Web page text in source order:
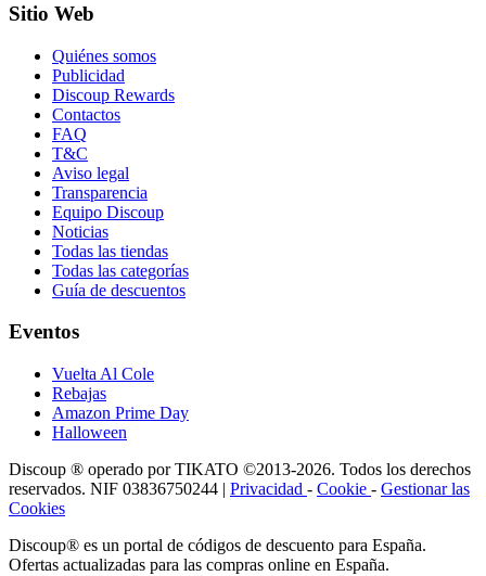
Sitio Web
Quiénes somos
Publicidad
Discoup Rewards
Contactos
FAQ
T&C
Aviso legal
Transparencia
Equipo Discoup
Noticias
Todas las tiendas
Todas las categorías
Guía de descuentos
Eventos
Vuelta Al Cole
Rebajas
Amazon Prime Day
Halloween
Discoup ® operado por TIKATO ©2013-2026. Todos los derechos
reservados. NIF 03836750244 | Privacidad - Cookie - Gestionar las
Cookies
Discoup® es un portal de códigos de descuento para España.
Ofertas actualizadas para las compras online en España.